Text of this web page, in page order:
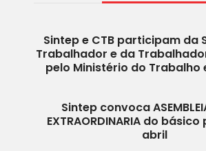
Sintep e CTB participam da
Trabalhador e da
pelo Ministério do Trabalho
Sintep convoca
EXTRAORDINARIA do
abril